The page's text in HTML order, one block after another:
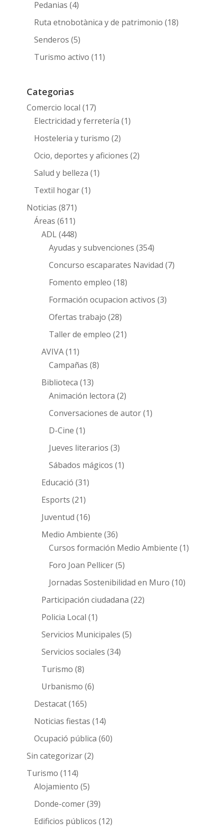
Pedanias (4)
Ruta etnobotànica y de patrimonio (18)
Senderos (5)
Turismo activo (11)
Categorias
Comercio local (17)
Electricidad y ferretería (1)
Hosteleria y turismo (2)
Ocio, deportes y aficiones (2)
Salud y belleza (1)
Textil hogar(1)
Noticias (871)
Áreas (611)
ADL(448)
Ayudas y subvenciones (354)
Concurso escaparates Navidad (7)
Fomento empleo (18)
Formación ocupacion activos (3)
Ofertas trabajo (28)
Taller de empleo (21)
AVIVA(11)
Campañas (8)
Biblioteca (13)
Animación lectora (2)
Conversaciones de autor(1)
D-Cine (1)
Jueves literarios (3)
Sábados mágicos (1)
Educació (31)
Esports (21)
Juventud (16)
Medio Ambiente (36)
Cursos formación Medio Ambiente (1)
Foro Joan Pellicer(5)
Jornadas Sostenibilidad en Muro (10)
Participación ciudadana (22)
Policia Local (1)
Servicios Municipales (5)
Servicios sociales (34)
Turismo (8)
Urbanismo (6)
Destacat(165)
Noticias fiestas (14)
Ocupació pública (60)
Sin categorizar(2)
Turismo (114)
Alojamiento (5)
Donde-comer(39)
Edificios públicos (12)